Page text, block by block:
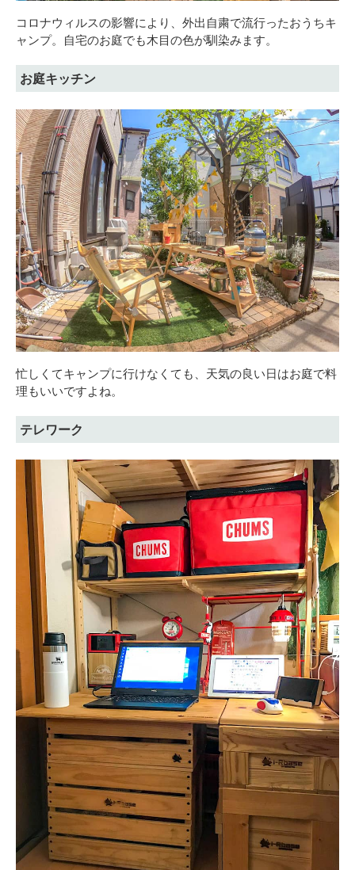
コロナウィルスの影響により、外出自粛で流行ったおうちキ
ャンプ。自宅のお庭でも木目の色が馴染みます。
お庭キッチン
忙しくてキャンプに行けなくても、天気の良い日はお庭で料
理もいいですよね。
テレワーク